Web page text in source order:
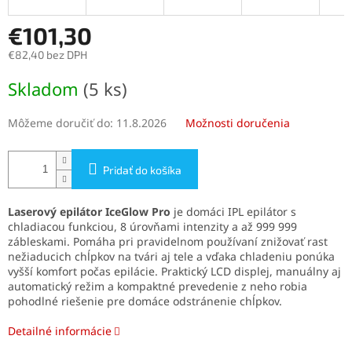
€101,30
€82,40 bez DPH
cena:
Skladom (5 ks)
Môžeme doručiť do: 11.8.2026 Možnosti doručenia
Pridať do košíka
Laserový epilátor IceGlow Pro je domáci IPL epilátor s
chladiacou funkciou, 8 úrovňami intenzity a až 999 999
zábleskami. Pomáha pri pravidelnom používaní znižovať rast
nežiaducich chĺpkov na tvári aj tele a vďaka chladeniu ponúka
vyšší komfort počas epilácie. Praktický LCD displej, manuálny aj
automatický režim a kompaktné prevedenie z neho robia
pohodlné riešenie pre domáce odstránenie chĺpkov.
Detailné informácie